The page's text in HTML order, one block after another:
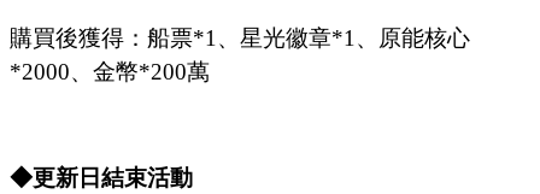
購買後獲得：船票*1、星光徽章*1、原能核心
*2000、金幣*200萬
◆更新日結束活動